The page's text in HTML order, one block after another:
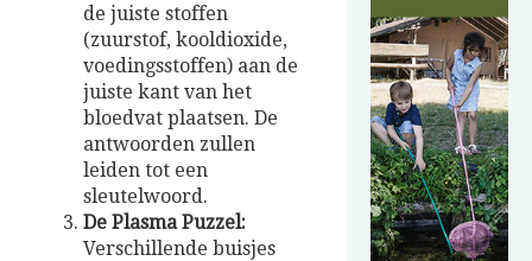
de juiste stoffen
(zuurstof, kooldioxide,
voedingsstoffen) aan de
juiste kant van het
bloedvat plaatsen. De
antwoorden zullen
leiden tot een
sleutelwoord.
De Plasma Puzzel:
Verschillende buisjes